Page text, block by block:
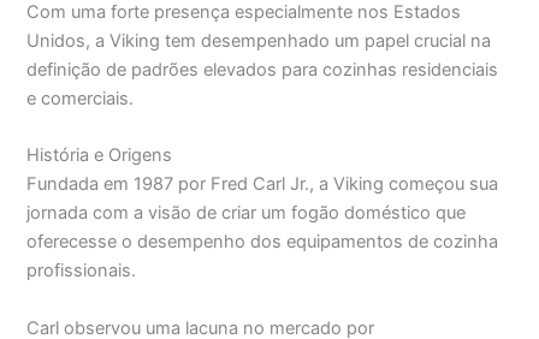
Com uma forte presença especialmente nos Estados
Unidos, a Viking tem desempenhado um papel crucial na
definição de padrões elevados para cozinhas residenciais
e comerciais.
História e Origens
Fundada em 1987 por Fred Carl Jr., a Viking começou sua
jornada com a visão de criar um fogão doméstico que
oferecesse o desempenho dos equipamentos de cozinha
profissionais.
Carl observou uma lacuna no mercado por